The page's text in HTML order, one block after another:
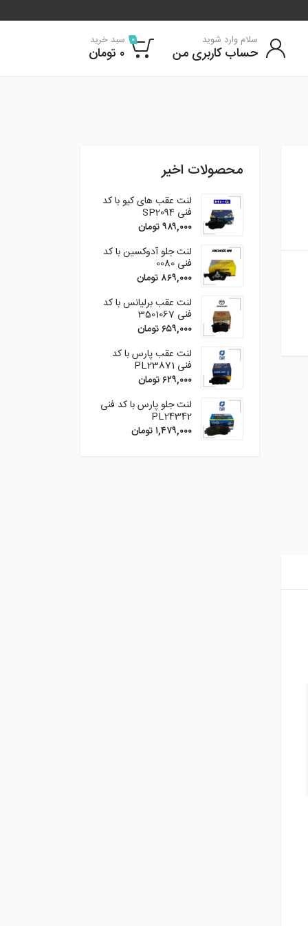
سلام وارد شوید
حساب کاربری من
0 سبد خرید
۰ تومان
محصولات اخیر
لنت عقب های کیو با کد
فنی SP2094
۹۸۹,۰۰۰تومان
لنت جلو آدوکسین با کد
فنی 0080
۸۶۹,۰۰۰ تومان
لنت عقب برلیانس با کد
فنی 3501067
۶۵۹,۰۰۰تومان
لنت عقب پارس با کد
فنی PL23871
۶۲۹,۰۰۰تومان
لنت جلو پارس با کد فنی
PL24342
۱,۴۷۹,۰۰۰تومان